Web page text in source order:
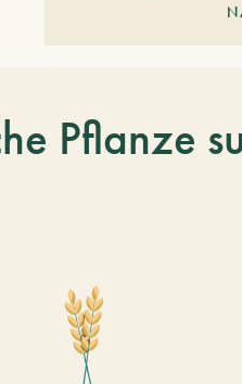
Pflanze